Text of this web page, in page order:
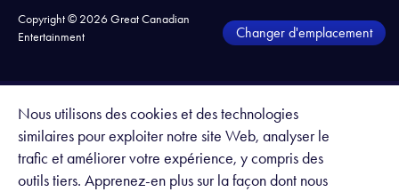
Copyright © 2026Great Canadian
Entertainment
Changer d'emplacement
Nous utilisons des cookies et des technologies
similaires pour exploiter notre site Web, analyser le
trafic et améliorer votre expérience, y compris des
outils tiers. Apprenez-en plus sur la façon dont nous